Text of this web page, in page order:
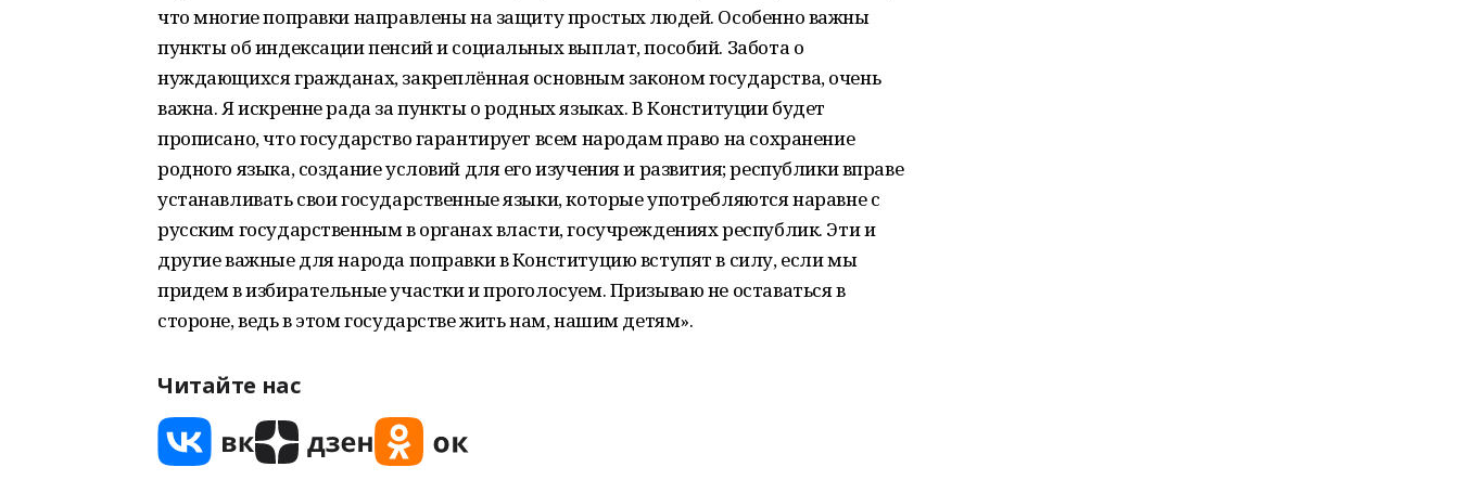
что многие поправки направлены на защиту простых людей. Особенно важны
пункты об индексации пенсий и социальных выплат, пособий. Забота о
нуждающихся гражданах, закреплённая основным законом государства, очень
важна. Я искренне рада за пункты о родных языках. В Конституции будет
прописано, что государство гарантирует всем народам право на сохранение
родного языка, создание условий для его изучения и развития; республики вправе
устанавливать свои государственные языки, которые употребляются наравне с
русским государственным в органах власти, госучреждениях республик. Эти и
другие важные для народа поправки в Конституцию вступят в силу, если мы
придем в избирательные участки и проголосуем. Призываю не оставаться в
стороне, ведь в этом государстве жить нам, нашим детям».
Читайте нас